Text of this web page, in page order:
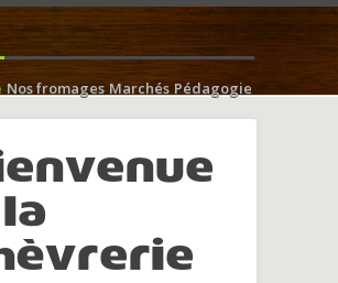
Nos fromages Marchés Pédagogie